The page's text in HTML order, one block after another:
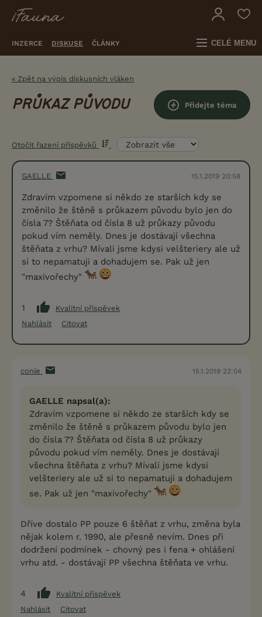
INZERCE DISKUSE ČLÁNKY CELÉ MENU
« Zpět na výpis diskusních vláken
PRŮKAZ PŮVODU Přidejte téma
Otočit řazení příspěvků
GAELLE 15.1.2019 20:58
Zdravím vzpomene si někdo ze starších kdy se
změnilo že štěně s průkazem původu bylo jen do
čísla 7? Štěňata od čísla 8 už průkazy původu
pokud vím neměly. Dnes je dostávají všechna
štěňata z vrhu? Mívali jsme kdysi velšteriery ale už
si to nepamatuji a dohadujem se. Pak už jen
"maxivořechy"
1
Kvalitní příspěvek
Nahlásit
Citovat
conie 15.1.2019 22:04
GAELLE napsal(a):
Zdravím vzpomene si někdo ze starších kdy se
změnilo že štěně s průkazem původu bylo jen
do čísla 7? Štěňata od čísla 8 už průkazy
původu pokud vím neměly. Dnes je dostávají
všechna štěňata z vrhu? Mívali jsme kdysi
velšteriery ale už si to nepamatuji a dohadujem
se. Pak už jen "maxivořechy"
Dříve dostalo PP pouze 6 štěňat z vrhu, změna byla
nějak kolem r. 1990, ale přesně nevím. Dnes při
dodržení podmínek - chovný pes i fena + ohlášení
vrhu atd. - dostávají PP všechna štěňata ve vrhu.
4
Kvalitní příspěvek
Nahlásit
Citovat